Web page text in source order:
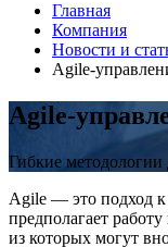
Главная
Компания
Новости и
Agile-
Agile-
Гибкие
Agile — это подход
предполагает
из которых могут